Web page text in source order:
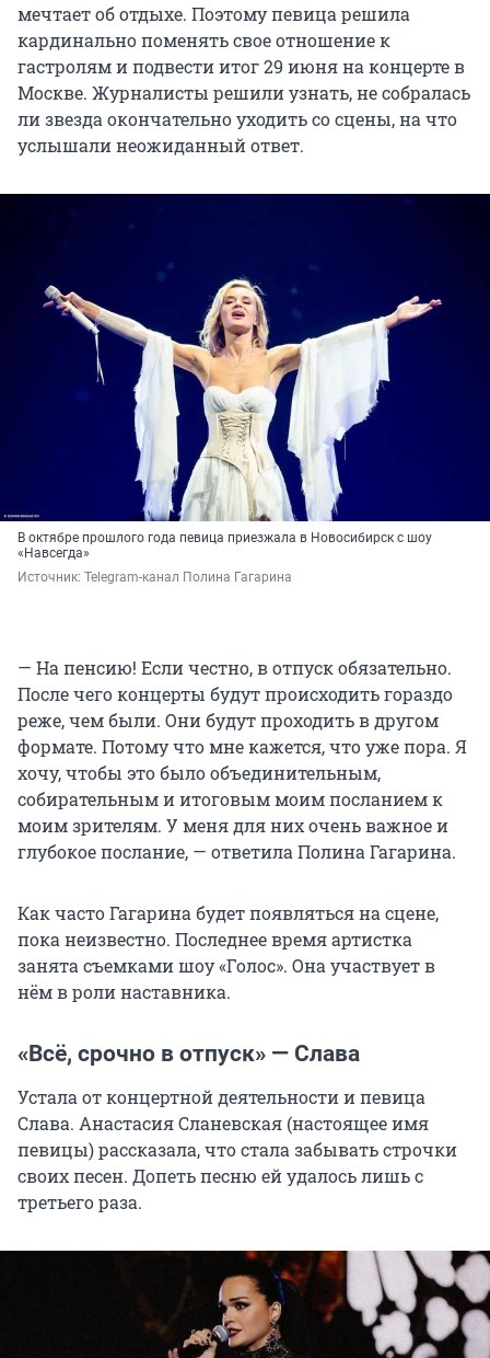
мечтает об отдыхе. Поэтому певица решила
кардинально поменять свое отношение к
гастролям и подвести итог 29 июня на концерте в
Москве. Журналисты решили узнать, не собралась
ли звезда окончательно уходить со сцены, на что
услышали неожиданный ответ.
В октябре прошлого года певица приезжала в Новосибирск с шоу
«Навсегда»
Источник: Telegram-канал Полина Гагарина
— На пенсию! Если честно, в отпуск обязательно.
После чего концерты будут происходить гораздо
реже, чем были. Они будут проходить в другом
формате. Потому что мне кажется, что уже пора. Я
хочу, чтобы это было объединительным,
собирательным и итоговым моим посланием к
моим зрителям. У меня для них очень важное и
глубокое послание, — ответила Полина Гагарина.
Как часто Гагарина будет появляться на сцене,
пока неизвестно. Последнее время артистка
занята съемками шоу «Голос». Она участвует в
нём в роли наставника.
«Всё, срочно в отпуск» — Слава
Устала от концертной деятельности и певица
Слава. Анастасия Сланевская (настоящее имя
певицы) рассказала, что стала забывать строчки
своих песен. Допеть песню ей удалось лишь с
третьего раза.